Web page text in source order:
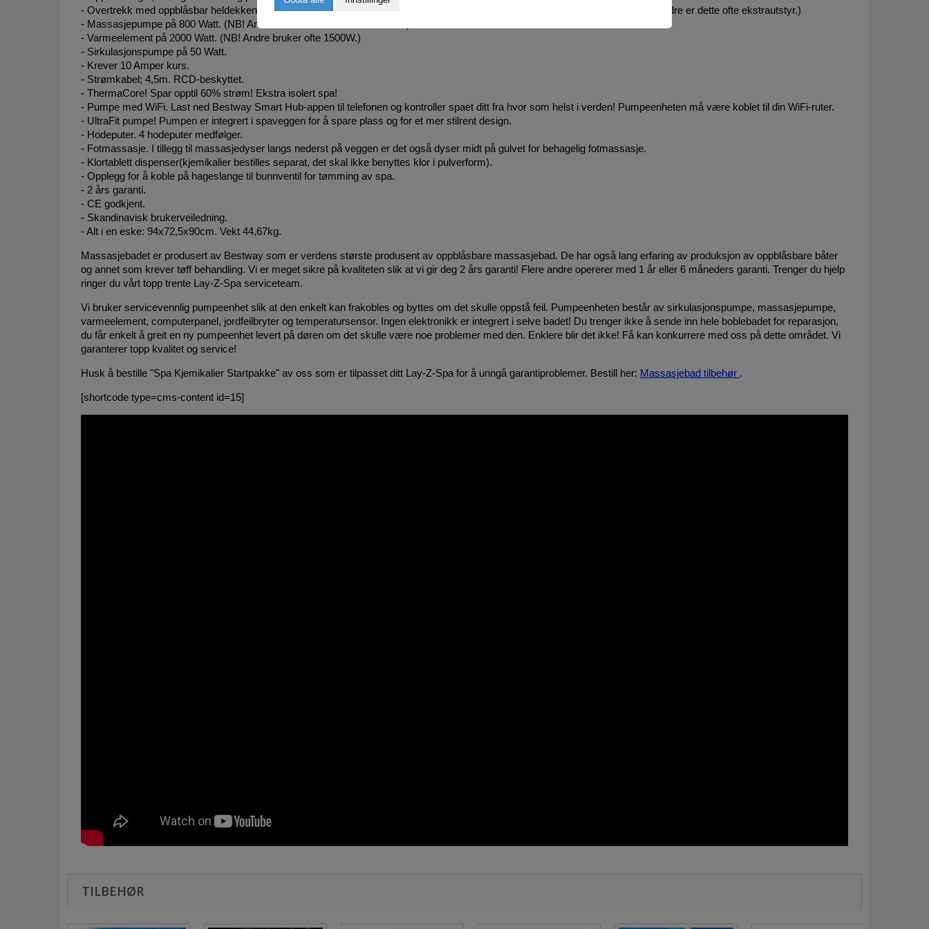
- Overtrekk med oppblåsbar heldekkende isolasjonspute som blir liggende på toppen av vannet for å unngå varmetap. (NB! Hos andre er dette ofte ekstrautstyr.)
- Massasjepumpe på 800 Watt. (NB! Andre bruker ofte 750W eller 600W.)
- Varmeelement på 2000 Watt. (NB! Andre bruker ofte 1500W.)
- Sirkulasjonspumpe på 50 Watt.
- Krever 10 Amper kurs.
- Strømkabel; 4,5m. RCD-beskyttet.
- ThermaCore! Spar opptil 60% strøm! Ekstra isolert spa!
- Pumpe med WiFi. Last ned Bestway Smart Hub-appen til telefonen og kontroller spaet ditt fra hvor som helst i verden! Pumpeenheten må være koblet til din WiFi-ruter.
- UltraFit pumpe! Pumpen er integrert i spaveggen for å spare plass og for et mer stilrent design.
- Hodeputer. 4 hodeputer medfølger.
- Fotmassasje. I tillegg til massasjedyser langs nederst på veggen er det også dyser midt på gulvet for behagelig fotmassasje.
- Klortablett dispenser(kjemikalier bestilles separat, det skal ikke benyttes klor i pulverform).
- Opplegg for å koble på hageslange til bunnventil for tømming av spa.
- 2 års garanti.
- CE godkjent.
- Skandinavisk brukerveiledning.
- Alt i en eske: 94x72,5x90cm. Vekt 44,67kg.
Massasjebadet er produsert av Bestway som er verdens største produsent av oppblåsbare massasjebad. De har også lang erfaring av produksjon av oppblåsbare båter
og annet som krever tøff behandling. Vi er meget sikre på kvaliteten slik at vi gir deg 2 års garanti! Flere andre opererer med 1 år eller 6 måneders garanti. Trenger du hjelp
ringer du vårt topp trente Lay-Z-Spa serviceteam.
Vi bruker servicevennlig pumpeenhet slik at den enkelt kan frakobles og byttes om det skulle oppstå feil. Pumpeenheten består av sirkulasjonspumpe, massasjepumpe,
varmeelement, computerpanel, jordfeilbryter og temperatursensor. Ingen elektronikk er integrert i selve badet! Du trenger ikke å sende inn hele boblebadet for reparasjon,
du får enkelt å greit en ny pumpeenhet levert på døren om det skulle være noe problemer med den. Enklere blir det ikke! Få kan konkurrere med oss på dette området. Vi
garanterer topp kvalitet og service!
Husk å bestille "Spa Kjemikalier Startpakke" av oss som er tilpasset ditt Lay-Z-Spa for å unngå garantiproblemer. Bestill her: Massasjebad tilbehør .
[shortcode type=cms-content id=15]
TILBEHØR